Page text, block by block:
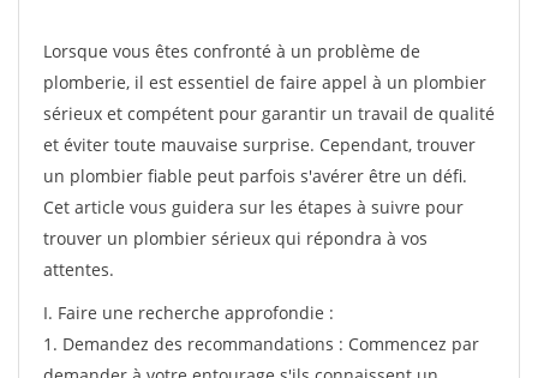
Lorsque vous êtes confronté à un problème de
plomberie, il est essentiel de faire appel à un plombier
sérieux et compétent pour garantir un travail de qualité
et éviter toute mauvaise surprise. Cependant, trouver
un plombier fiable peut parfois s'avérer être un défi.
Cet article vous guidera sur les étapes à suivre pour
trouver un plombier sérieux qui répondra à vos
attentes.
I. Faire une recherche approfondie :
1. Demandez des recommandations : Commencez par